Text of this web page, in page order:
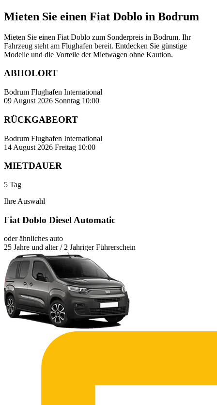
Mieten Sie einen Fiat Doblo in Bodrum
Mieten Sie einen Fiat Doblo zum Sonderpreis in Bodrum. Ihr
Fahrzeug steht am Flughafen bereit. Entdecken Sie günstige
Modelle und die Vorteile der Mietwagen ohne Kaution.
ABHOLORT
Bodrum Flughafen International
09 August 2026 Sonntag 10:00
RÜCKGABEORT
Bodrum Flughafen International
14 August 2026 Freitag 10:00
MIETDAUER
5 Tag
Ihre Auswahl
Fiat Doblo Diesel Automatic
oder ähnliches auto
25 Jahre und alter / 2 Jahriger Führerschein